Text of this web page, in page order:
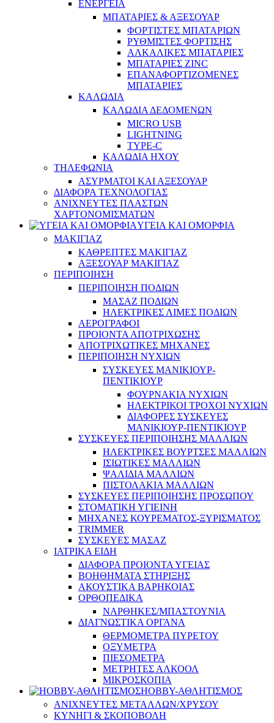
ΕΝΕΡΓΕΙΑ
ΜΠΑΤΑΡΙΕΣ & ΑΞΕΣΟΥΑΡ
ΦΟΡΤΙΣΤΕΣ ΜΠΑΤΑΡΙΩΝ
ΡΥΘΜΙΣΤΕΣ ΦΟΡΤΙΣΗΣ
ΑΛΚΑΛΙΚΕΣ ΜΠΑΤΑΡΙΕΣ
ΜΠΑΤΑΡΙΕΣ ZINC
ΕΠΑΝΑΦΟΡΤΙΖΟΜΕΝΕΣ
ΜΠΑΤΑΡΙΕΣ
ΚΑΛΩΔΙΑ
ΚΑΛΩΔΙΑ ΔΕΔΟΜΕΝΩΝ
MICRO USB
LIGHTNING
TYPE-C
ΚΑΛΩΔΙΑ ΗΧΟΥ
ΤΗΛΕΦΩΝΙΑ
ΑΣΥΡΜΑΤΟΙ ΚΑΙ ΑΞΕΣΟΥΑΡ
ΔΙΑΦΟΡΑ ΤΕΧΝΟΛΟΓΙΑΣ
ΑΝΙΧΝΕΥΤΕΣ ΠΛΑΣΤΩΝ
ΧΑΡΤΟΝΟΜΙΣΜΑΤΩΝ
ΥΓΕΙΑ ΚΑΙ ΟΜΟΡΦΙΑ
ΜΑΚΙΓΙΑΖ
ΚΑΘΡΕΠΤΕΣ ΜΑΚΙΓΙΑΖ
ΑΞΕΣΟΥΑΡ ΜΑΚΙΓΙΑΖ
ΠΕΡΙΠΟΙΗΣΗ
ΠΕΡΙΠΟΙΗΣΗ ΠΟΔΙΩΝ
ΜΑΣΑΖ ΠΟΔΙΩΝ
ΗΛΕΚΤΡΙΚΕΣ ΛΙΜΕΣ ΠΟΔΙΩΝ
ΑΕΡΟΓΡΑΦΟΙ
ΠΡΟΙΟΝΤΑ ΑΠΟΤΡΙΧΩΣΗΣ
ΑΠΟΤΡΙΧΩΤΙΚΕΣ ΜΗΧΑΝΕΣ
ΠΕΡΙΠΟΙΗΣΗ ΝΥΧΙΩΝ
ΣΥΣΚΕΥΕΣ ΜΑΝΙΚΙΟΥΡ-
ΠΕΝΤΙΚΙΟΥΡ
ΦΟΥΡΝΑΚΙΑ ΝΥΧΙΩΝ
ΗΛΕΚΤΡΙΚΟΙ ΤΡΟΧΟΙ ΝΥΧΙΩΝ
ΔΙΑΦΟΡΕΣ ΣΥΣΚΕΥΕΣ
ΜΑΝΙΚΙΟΥΡ-ΠΕΝΤΙΚΙΟΥΡ
ΣΥΣΚΕΥΕΣ ΠΕΡΙΠΟΙΗΣΗΣ ΜΑΛΛΙΩΝ
ΗΛΕΚΤΡΙΚΕΣ ΒΟΥΡΤΣΕΣ ΜΑΛΛΙΩΝ
ΙΣΙΩΤΙΚΕΣ ΜΑΛΛΙΩΝ
ΨΑΛΙΔΙΑ ΜΑΛΛΙΩΝ
ΠΙΣΤΟΛΑΚΙΑ ΜΑΛΛΙΩΝ
ΣΥΣΚΕΥΕΣ ΠΕΡΙΠΟΙΗΣΗΣ ΠΡΟΣΩΠΟΥ
ΣΤΟΜΑΤΙΚΗ ΥΓΙΕΙΝΗ
ΜΗΧΑΝΕΣ ΚΟΥΡΕΜΑΤΟΣ-ΞΥΡΙΣΜΑΤΟΣ
TRIMMER
ΣΥΣΚΕΥΕΣ ΜΑΣΑΖ
ΙΑΤΡΙΚΑ ΕΙΔΗ
ΔΙΑΦΟΡΑ ΠΡΟΙΟΝΤΑ ΥΓΕΙΑΣ
ΒΟΗΘΗΜΑΤΑ ΣΤΗΡΙΞΗΣ
ΑΚΟΥΣΤΙΚΑ ΒΑΡΗΚΟΙΑΣ
ΟΡΘΟΠΕΔΙΚΑ
ΝΑΡΘΗΚΕΣ/ΜΠΑΣΤΟΥΝΙΑ
ΔΙΑΓΝΩΣΤΙΚΑ ΟΡΓΑΝΑ
ΘΕΡΜΟΜΕΤΡΑ ΠΥΡΕΤΟΥ
ΟΞΥΜΕΤΡΑ
ΠΙΕΣΟΜΕΤΡΑ
ΜΕΤΡΗΤΕΣ ΑΛΚΟΟΛ
ΜΙΚΡΟΣΚΟΠΙΑ
HOBBY-ΑΘΛΗΤΙΣΜΟΣ
ΑΝΙΧΝΕΥΤΕΣ ΜΕΤΑΛΛΩΝ/ΧΡΥΣΟΥ
ΚΥΝΗΓΙ & ΣΚΟΠΟΒΟΛΗ